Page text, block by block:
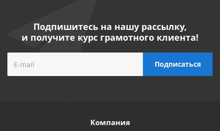
Подпишитесь на нашу рассылку,
и получите курс грамотного клиента!
Компания